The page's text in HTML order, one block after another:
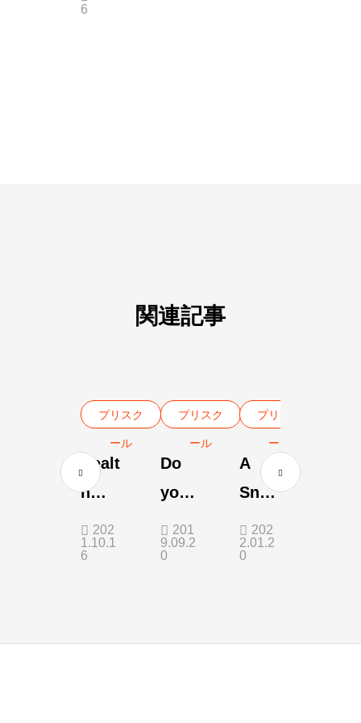
6
関連記事
プリスク
ール
Healt
h
Chec
k Up
202
1.10.1
6
プリスク
ール
Do
your
kids
pick
201
9.09.2
0
プリスク
ール
A
Sno
wy
Morn
202
2.01.2
0